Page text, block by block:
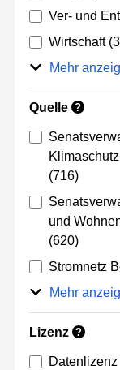
Ver- und
Wirtschaft
Mehr
Quelle ?
(716)
und
(620)
Stromnetz
Mehr
Lizenz ?